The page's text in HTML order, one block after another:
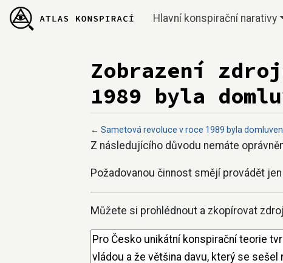
Hlavní konspirační narativy
Zobrazení
1989 byla
← Sametová revoluce v roce 1989 byla
Přejít na:navigace,hledání
Z následujícího důvodu nemáte
Požadovanou činnost smějí provádět
Můžete si prohlédnout a zkopírovat